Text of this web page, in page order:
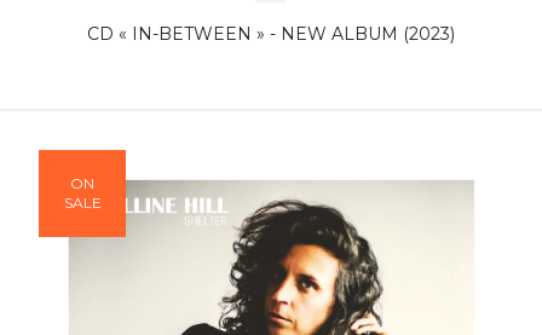
CD « IN-BETWEEN » - NEW ALBUM (2023)
ON
SALE